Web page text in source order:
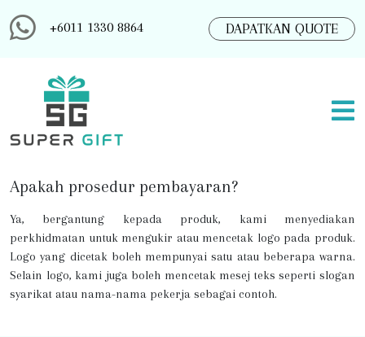
+6011 1330 8864 DAPATKAN QUOTE
Apakah prosedur pembayaran?
Ya, bergantung kepada produk, kami menyediakan
perkhidmatan untuk mengukir atau mencetak logo pada produk.
Logo yang dicetak boleh mempunyai satu atau beberapa warna.
Selain logo, kami juga boleh mencetak mesej teks seperti slogan
syarikat atau nama-nama pekerja sebagai contoh.